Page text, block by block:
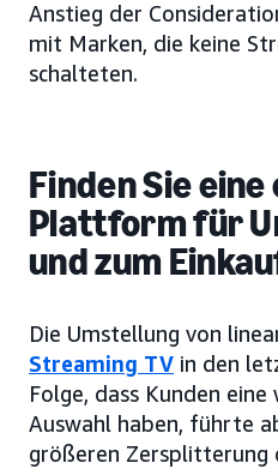
Anstieg der
mit Marken, die keine
schalteten.
Finden Sie eine
Plattform für
und zum
Die Umstellung von
Streaming TV in den
Folge, dass Kunden
Auswahl haben, führte
größeren Zersplitterung